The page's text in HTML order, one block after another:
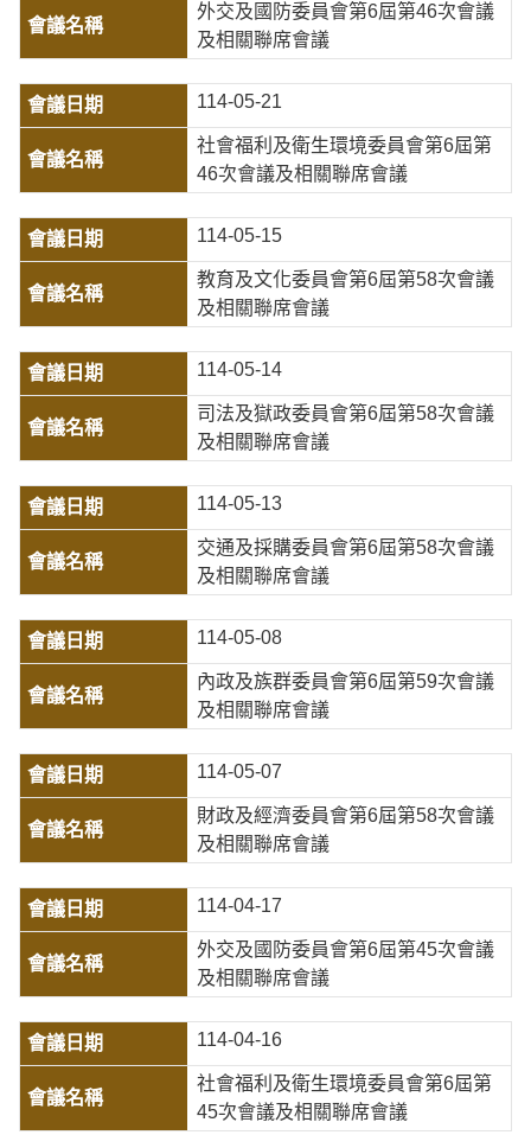
外交及國防委員會第6屆第46次會議
及相關聯席會議
114-05-21
社會福利及衛生環境委員會第6屆第
46次會議及相關聯席會議
114-05-15
教育及文化委員會第6屆第58次會議
及相關聯席會議
114-05-14
司法及獄政委員會第6屆第58次會議
及相關聯席會議
114-05-13
交通及採購委員會第6屆第58次會議
及相關聯席會議
114-05-08
內政及族群委員會第6屆第59次會議
及相關聯席會議
114-05-07
財政及經濟委員會第6屆第58次會議
及相關聯席會議
114-04-17
外交及國防委員會第6屆第45次會議
及相關聯席會議
114-04-16
社會福利及衛生環境委員會第6屆第
45次會議及相關聯席會議